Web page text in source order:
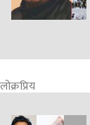
लोक्रप्रिय